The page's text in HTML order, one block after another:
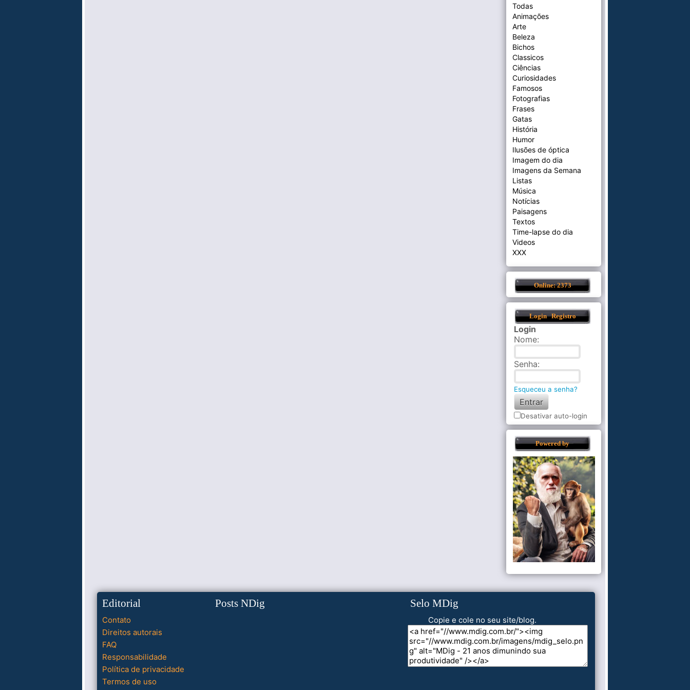
Todas
Animações
Arte
Beleza
Bichos
Classicos
Ciências
Curiosidades
Famosos
Fotografias
Frases
Gatas
História
Humor
Ilusões de óptica
Imagem do dia
Imagens da Semana
Listas
Música
Notícias
Paisagens
Textos
Time-lapse do dia
Videos
XXX
Online: 2373
Login Registro
Login
Nome:
Senha:
Esqueceu a senha?
Desativar auto-login
Powered by
Editorial
Contato
Direitos autorais
FAQ
Responsabilidade
Política de privacidade
Termos de uso
Posts NDig Selo MDig
Copie e cole no seu site/blog.